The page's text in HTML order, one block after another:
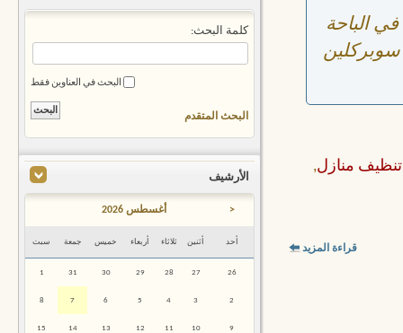
الباحة
سوبركلين
منازل,
قراءة المزيد
كلمة البحث:
البحث في العناوين فقط
البحث المتقدم
الأرشيف
< أغسطس 2026
أحد أثنين ثلاثاء أربعاء خميس جمعة سبت
26
27
28
29
30
31
1
2
3
4
5
6
7
8
9
10
11
12
13
14
15